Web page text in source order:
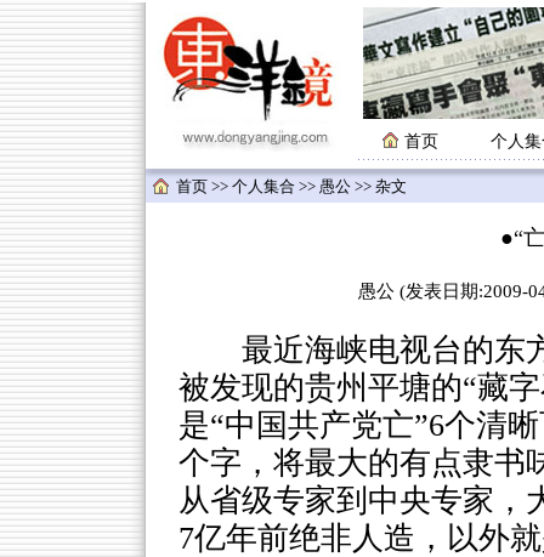
首页 个人
首页 >> 个人集合 >> 愚公 >> 杂文
●“
愚公 (发表日期:2009-
最近海峡电视台的东方
被发现的贵州平塘的“藏
是“中国共产党亡”6个清
个字，将最大的有点隶书
从省级专家到中央专家，
7亿年前绝非人造，以外